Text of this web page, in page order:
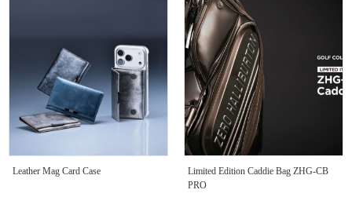
Leather Mag Card Case
Limited Edition Caddie Bag ZHG-CB
PRO